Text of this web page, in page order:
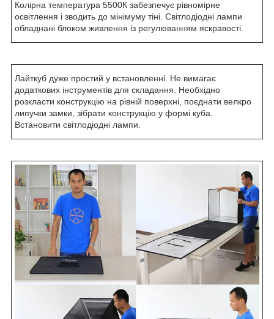
Колірна температура 5500К забезпечує рівномірне
освітлення і зводить до мінімуму тіні. Світлодіодні лампи
обладнані блоком живлення із регулюванням яскравості.
Лайткуб дуже простий у встановленні. Не вимагає
додаткових інструментів для складання. Необхідно
розкласти конструкцію на рівній поверхні, поєднати велкро
липучки замки, зібрати конструкцію у формі куба.
Встановити світлодіодні лампи.